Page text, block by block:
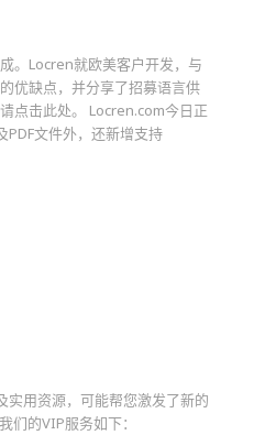
。Locren就欧美客户开发，与
优缺点，并分享了招募语言供
点击此处。 Locren.com今日正
文件外，还新增支持
用资源，可能帮您激发了新的
的VIP服务如下：